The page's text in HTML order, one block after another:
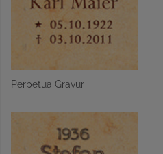
Perpetua Gravur